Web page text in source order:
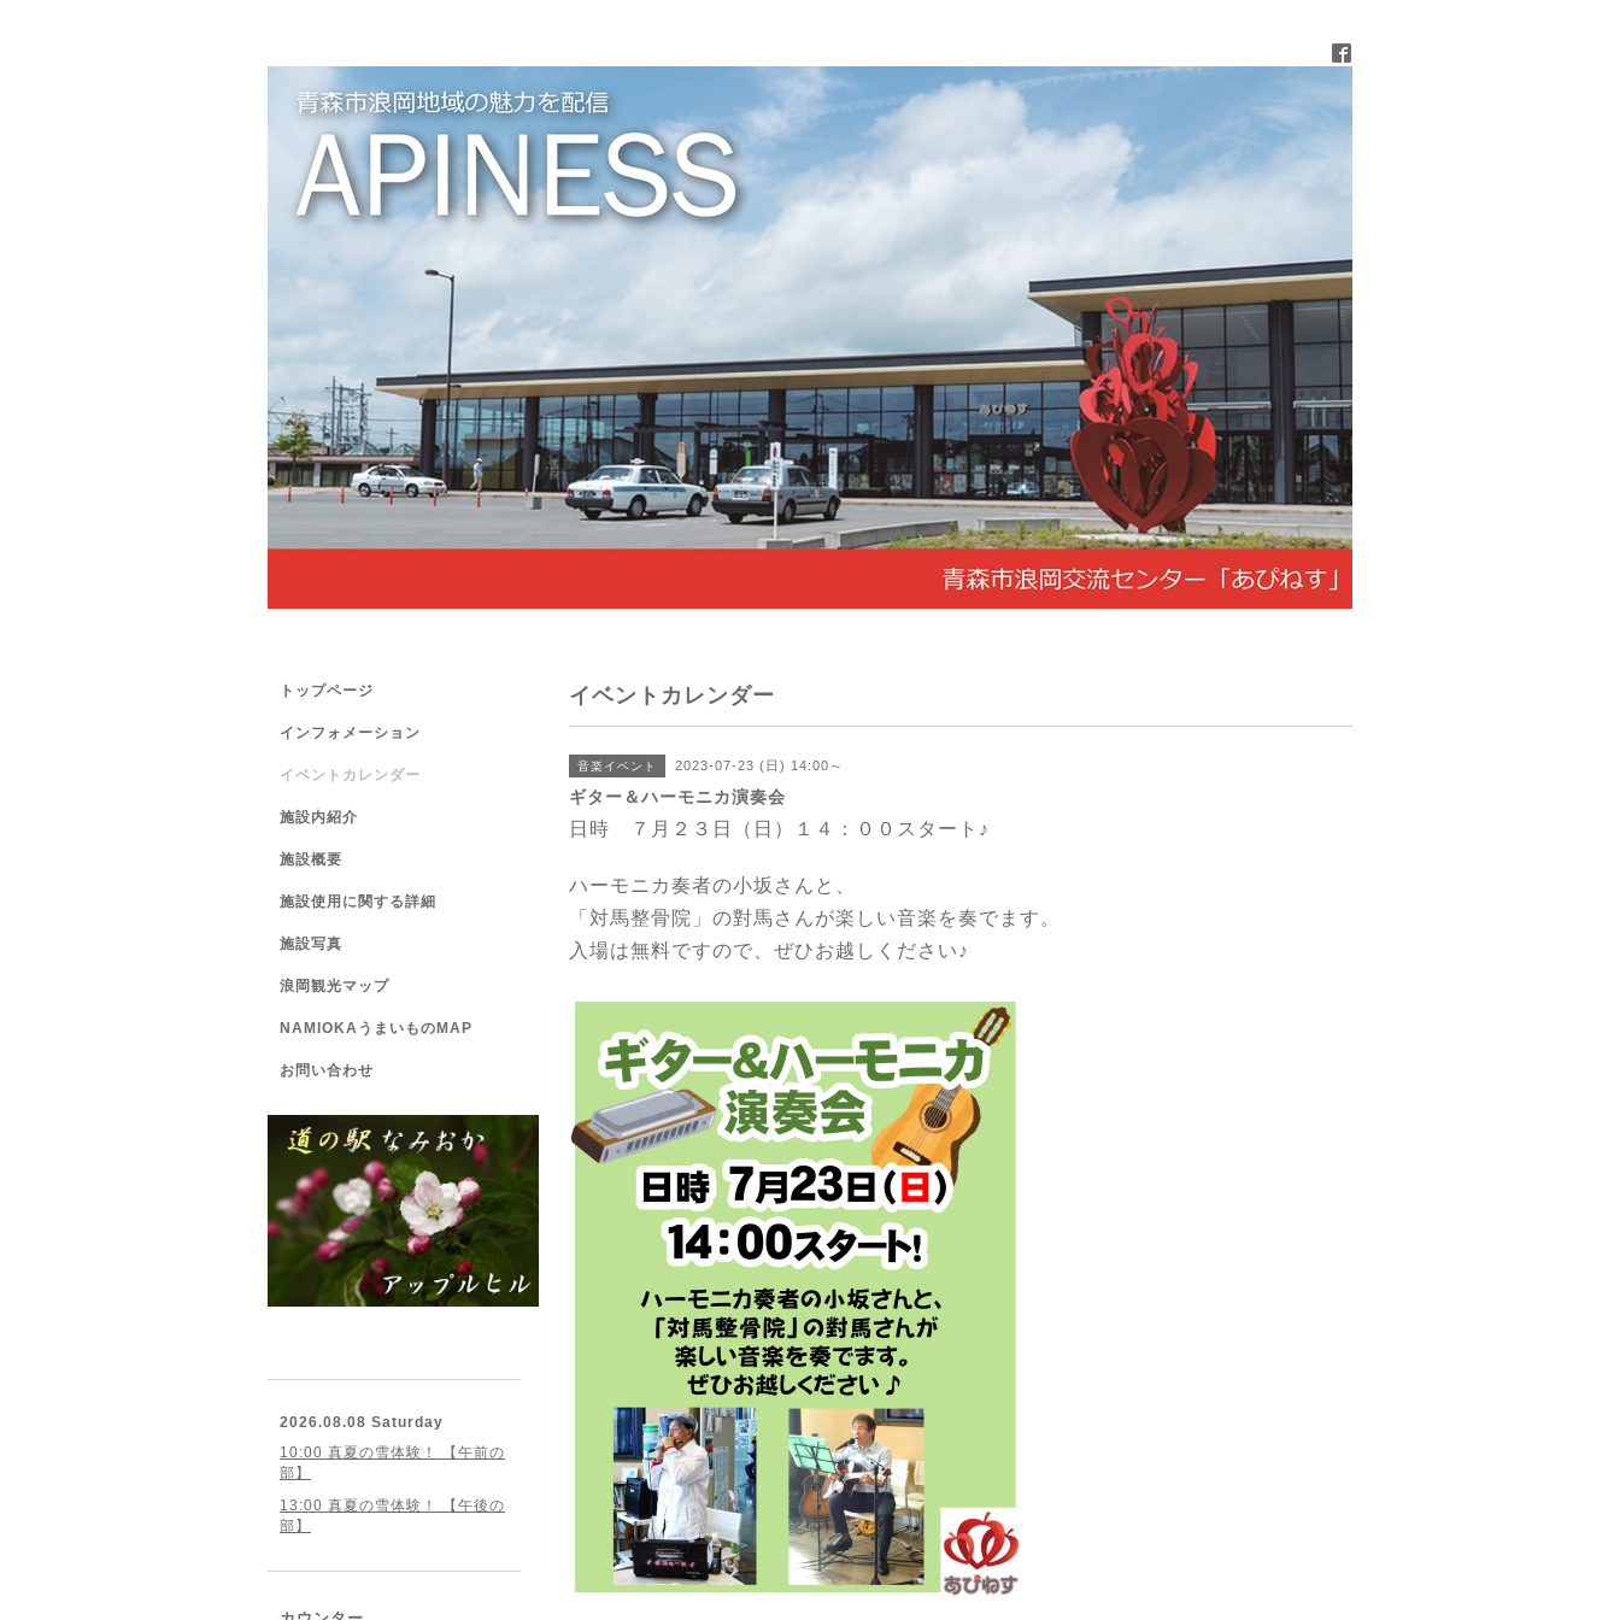
イベントカレンダー
音楽イベント 2023-07-23 (日) 14:00～
ギター＆ハーモニカ演奏会
日時 ７月２３日（日）１４：００スタート♪
ハーモニカ奏者の小坂さんと、
「対馬整骨院」の對馬さんが楽しい音楽を奏でます。
入場は無料ですので、ぜひお越しください♪
トップページ
インフォメーション
イベントカレンダー
施設内紹介
施設概要
施設使用に関する詳細
施設写真
浪岡観光マップ
NAMIOKAうまいものMAP
お問い合わせ
2026.08.08 Saturday
10:00 真夏の雪体験！ 【午前の
部】
13:00 真夏の雪体験！ 【午後の
部】